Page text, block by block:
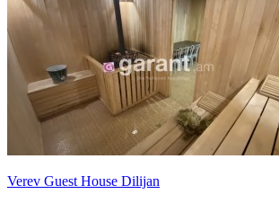
Verev Guest House Dilijan